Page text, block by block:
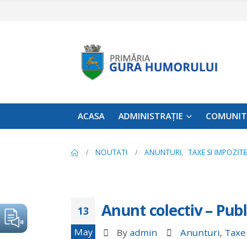
ACASA ADMINISTRAȚIE
NOUTATI ANUNTURI, TAXE SI IMPOZITE
13
May
Anunt colectiv –
By admin Anunturi,